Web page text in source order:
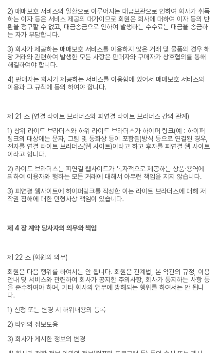
2) 매매보호 서비스의 일환으로 이루어지는 대금보관으로 인하여 회사가 취득
하는 이자 등은 서비스 제공의 대가이므로 회원은 회사에 대하여 이자 등의 반
환을 청구할 수 없고, 대금송금으로 인하여 발생하는 수수료는 대금을 송금하
는 자가 부담합니다.
3) 회사가 제공하는 매매보호 서비스를 이용하지 않은 거래 및 물품의 경우 해
당 거래와 관련하여 발생한 모든 사항은 판매자와 구매자가 상호협의를 통해
해결하여야 합니다.
4) 판매자는 회사가 제공하는 서비스를 이용함에 있어서 매매보호 서비스의
이용과 그 규칙에 동의 하여야 합니다.
제 21 조 (연결 라이트 브라더스와 피연결 라이트 브라더스 간의 관계)
1) 상위 라이트 브라더스와 하위 라이트 브라더스가 하이퍼 링크(예 : 하이퍼
링크의 대상에는 문자, 그림 및 동화상 등이 포함됨)방식 등으로 연결된 경우,
전자를 연결 라이트 브라더스(웹 사이트)이라고 하고 후자를 피연결 웹 사이트
이라고 합니다.
2) 라이트 브라더스는 피연결 웹사이트가 독자적으로 제공하는 상품·용역에
의하여 이용자와 행하는 모든 거래에 대해서 아무런 책임을 지지 않습니다.
3) 피연결 웹사이트에 하이퍼링크를 작성한 이는 라이트 브라더스에 대해 저
작권 침해에 대한 민형사상 책임이 있습니다.
제 4 장 계약 당사자의 의무와 책임
제 22 조 (회원의 의무)
회원은 다음 행위를 하여서는 안 됩니다. 회원은 관계법, 본 약관의 규정, 이용
안내 및 서비스와 관련하여 회사가 공지한 주의사항, 회사가 통지하는 사항 등
을 준수하여야 하며, 기타 회사의 업무에 방해되는 행위를 하여서는 안 됩니
다.
1) 신청 또는 변경 시 허위내용의 등록
2) 타인의 정보도용
3) 회사가 게시한 정보의 변경